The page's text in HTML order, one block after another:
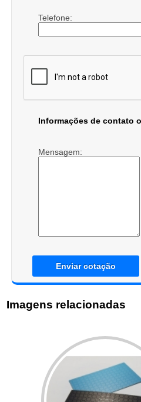
Telefone:
Informações de contato
Mensagem:
Enviar cotação
Imagens relacionadas